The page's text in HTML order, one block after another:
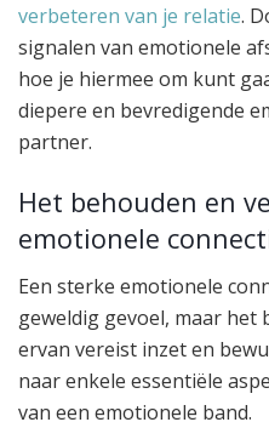
verbeteren van je relatie.
signalen van emotionele
hoe je hiermee om kunt
diepere en bevredigende
partner.
Het behouden en
emotionele
Een sterke emotionele
geweldig gevoel, maar het
ervan vereist inzet en
naar enkele essentiële
van een emotionele band.